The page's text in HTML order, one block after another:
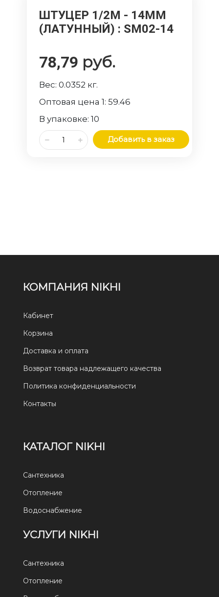
ШТУЦЕР 1/2M - 14ММ
(ЛАТУННЫЙ) : SM02-14
78,79 руб.
Вес:0.0352 кг.
Оптовая цена 1:59.46
В упаковке:10
Добавить в заказ
КОМПАНИЯ NIKHI
Кабинет
Корзина
Доставка и оплата
Возврат товара надлежащего качества
Политика конфиденциальности
Контакты
КАТАЛОГ NIKHI
Сантехника
Отопление
Водоснабжение
УСЛУГИ NIKHI
Сантехника
Отопление